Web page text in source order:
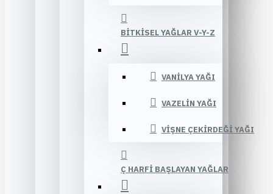
BITKISEL YAĞLAR V-Y-Z
VANILYA YAĞI
VAZELIN YAĞI
VIŞNE ÇEKIRDEĞI YAĞI
Ç HARFI BAŞLAYAN YAĞLAR